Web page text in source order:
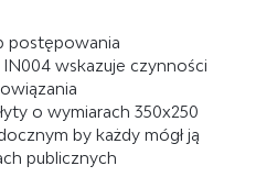
postępowania
wskazuje czynności
o wymiarach 350x250
by każdy mógł ją
publicznych